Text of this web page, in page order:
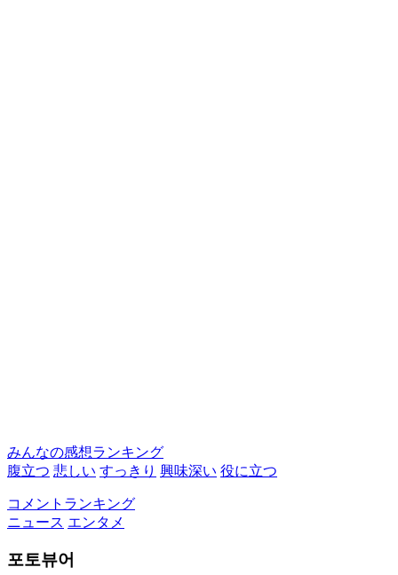
みんなの感想ランキング
腹立つ 悲しい すっきり 興味深い 役に立つ
コメントランキング
ニュース エンタメ
포토뷰어